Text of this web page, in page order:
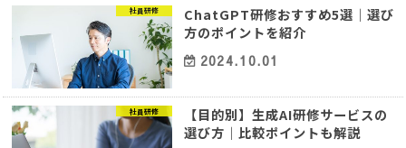
社員研修
ChatGPT研修おすすめ5選｜選び
方のポイントを紹介
2024.10.01
社員研修
【目的別】生成AI研修サービスの
選び方｜比較ポイントも解説